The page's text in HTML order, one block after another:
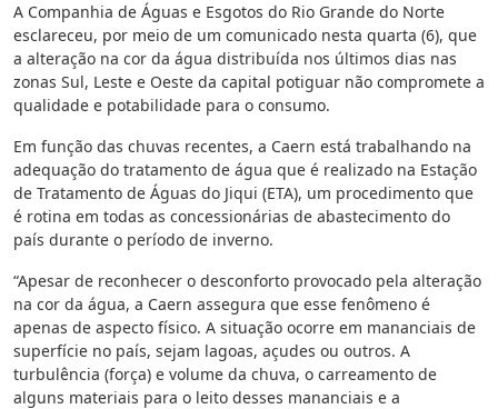
A Companhia de Águas e Esgotos do Rio Grande do Norte
esclareceu, por meio de um comunicado nesta quarta (6), que
a alteração na cor da água distribuída nos últimos dias nas
zonas Sul, Leste e Oeste da capital potiguar não compromete a
qualidade e potabilidade para o consumo.
Em função das chuvas recentes, a Caern está trabalhando na
adequação do tratamento de água que é realizado na Estação
de Tratamento de Águas do Jiqui (ETA), um procedimento que
é rotina em todas as concessionárias de abastecimento do
país durante o período de inverno.
“Apesar de reconhecer o desconforto provocado pela alteração
na cor da água, a Caern assegura que esse fenômeno é
apenas de aspecto físico. A situação ocorre em mananciais de
superfície no país, sejam lagoas, açudes ou outros. A
turbulência (força) e volume da chuva, o carreamento de
alguns materiais para o leito desses mananciais e a